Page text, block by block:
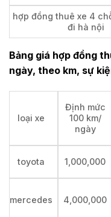
hợp đồng thuê xe 4
đi hà nội
Bảng giá hợp đồng
ngày, theo km, sự
loại xe
Định mức
100 km/
ngày
toyota 1,000,000
mercedes 4,000,000